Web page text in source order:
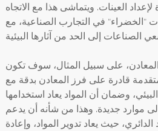
لإعداد العينات. ويتماشى هذا مع الاتجاه
"الخضراء" في التجارب الصناعية، مع
على سبيل المثال، سوف تكون
قادرة على فرز المعادن بدقة مع
البيئي، وضمان أن المواد يعاد استخدامها
موارد جديدة. وهذا من شأنه أن يدعم
حيث يعاد تدوير المواد، وإعادة